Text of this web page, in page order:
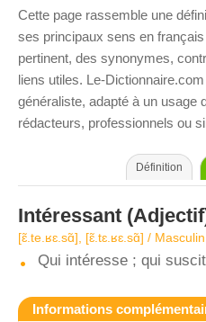
Cette page rassemble une
ses principaux sens en
pertinent, des synonymes,
liens utiles. Le-
généraliste, adapté à un usage
rédacteurs, professionnels ou
Définition
Intéressant
[ɛ̃.te.ʁɛ.sɑ̃], [ɛ̃.tɛ.ʁɛ.sɑ̃] / Masculin
Qui intéresse ; qui
Informations